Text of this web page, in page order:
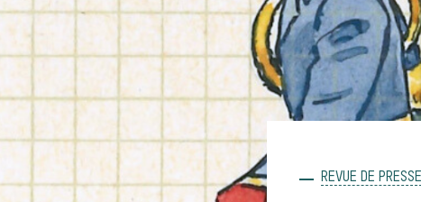
REVUE DE PRESSE